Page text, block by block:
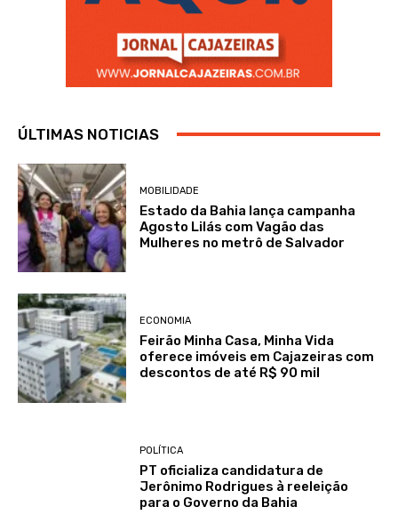
ÚLTIMAS NOTICIAS
MOBILIDADE
Estado da Bahia lança campanha
Agosto Lilás com Vagão das
Mulheres no metrô de Salvador
ECONOMIA
Feirão Minha Casa, Minha Vida
oferece imóveis em Cajazeiras com
descontos de até R$ 90 mil
POLÍTICA
PT oficializa candidatura de
Jerônimo Rodrigues à reeleição
para o Governo da Bahia